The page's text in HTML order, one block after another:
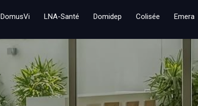
DomusVi LNA-Santé Domidep Colisée Emera